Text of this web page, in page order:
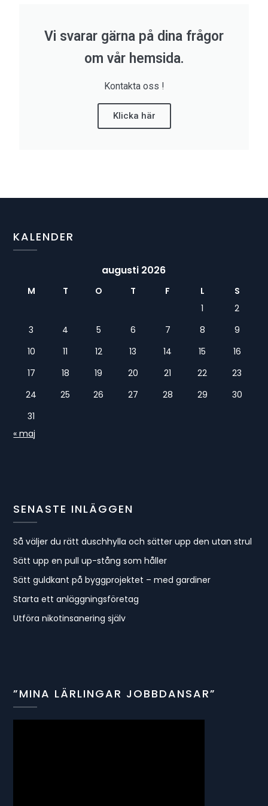
Vi svarar gärna på dina frågor
om vår hemsida.
Kontakta oss !
Klicka här
KALENDER
augusti 2026
M T O T F L
S
1
2
3
4 5 6 7 8
9
10
11 12 13 14 15
16
17
18 19 20 21 22
23
24
25 26 27 28 29
30
31
« maj
SENASTE INLÄGGEN
Så väljer du rätt duschhylla och sätter upp den utan strul
Sätt upp en pull up-stång som håller
Sätt guldkant på byggprojektet – med gardiner
Starta ett anläggningsföretag
Utföra nikotinsanering själv
”MINA LÄRLINGAR JOBBDANSAR”